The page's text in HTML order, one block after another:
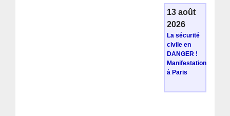
13 août
2026
La sécurité
civile en
DANGER !
Manifestation
à Paris